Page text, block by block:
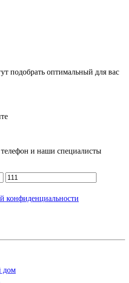
подобрать оптимальный для вас
и наши специалисты
конфиденциальности
дом